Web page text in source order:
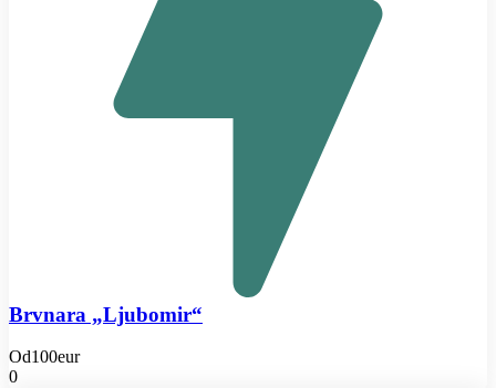
Brvnara „Ljubomir“
Od100eur
0